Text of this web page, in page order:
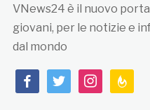
VNews24 è il nuovo
giovani, per le notizie e
dal mondo
facebooktwitterinstagram